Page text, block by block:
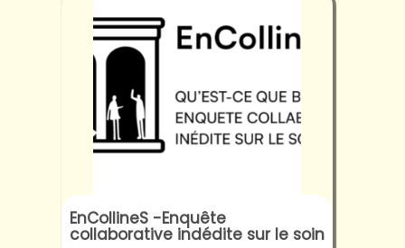
EnCollineS -Enquête
collaborative indédite sur le soin